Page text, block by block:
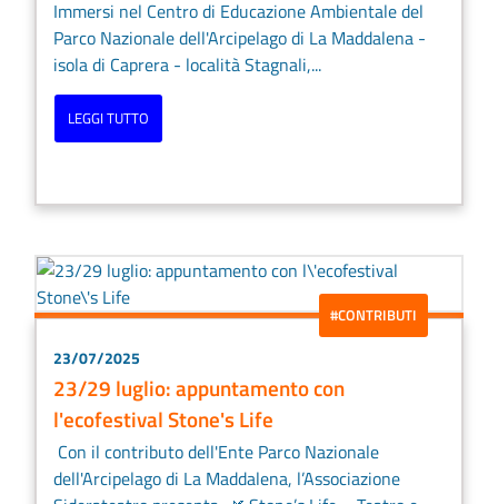
Immersi nel Centro di Educazione Ambientale del
Parco Nazionale dell'Arcipelago di La Maddalena -
isola di Caprera - località Stagnali,...
LEGGI TUTTO
#CONTRIBUTI
23/07/2025
23/29 luglio: appuntamento con
l'ecofestival Stone's Life
Con il contributo dell'Ente Parco Nazionale
dell'Arcipelago di La Maddalena, l’Associazione